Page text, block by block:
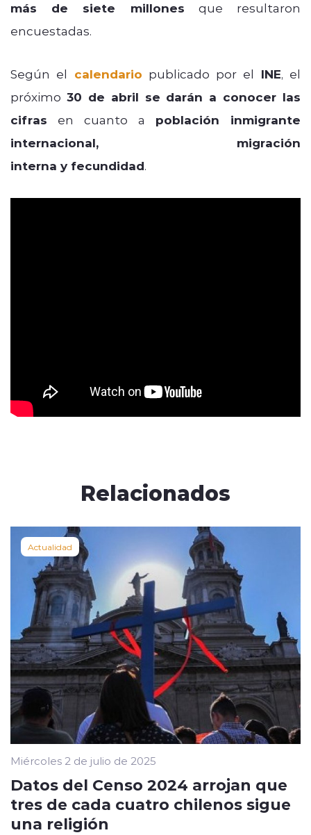
más de siete millones que resultaron
encuestadas.
Según el calendario publicado por el INE, el
próximo 30 de abril se darán a conocer las
cifras en cuanto a población inmigrante
internacional, migración
interna y fecundidad.
Relacionados
Actualidad
Miércoles 2 de julio de 2025
Datos del Censo 2024 arrojan que
tres de cada cuatro chilenos sigue
una religión